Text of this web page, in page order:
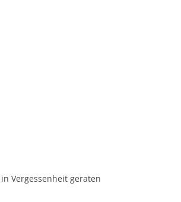
Vergessenheit geraten